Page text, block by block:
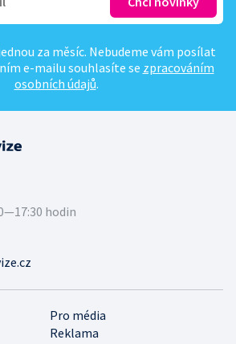
za měsíc. Nebudeme vám posílat
e-mailu souhlasíte se zpracováním
osobních údajů.